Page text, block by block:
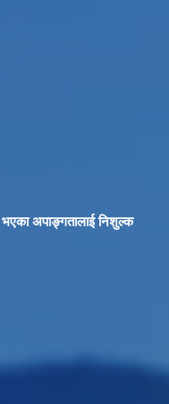
भएका अपाङ्गतालाई निशुल्क